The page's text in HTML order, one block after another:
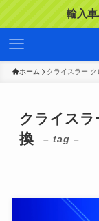
輸入
ホーム クライスラー
クライス
換
– tag –